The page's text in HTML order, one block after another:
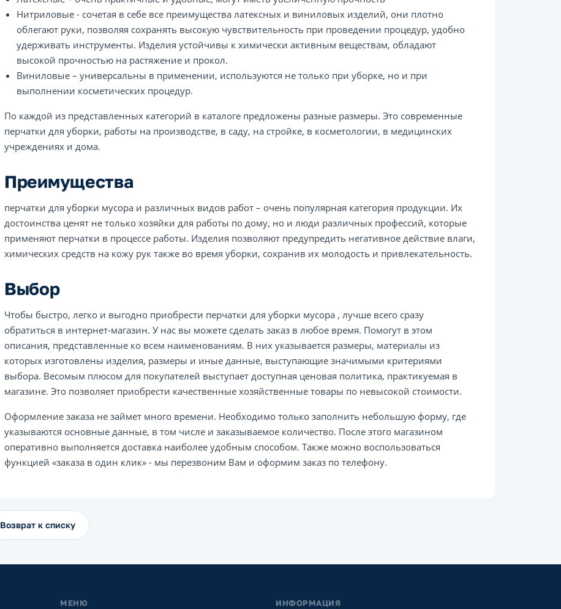
Нитриловые - сочетая в себе все преимущества латексных и виниловых изделий, они плотно
облегают руки, позволяя сохранять высокую чувствительность при проведении процедур, удобно
удерживать инструменты. Изделия устойчивы к химически активным веществам, обладают
высокой прочностью на растяжение и прокол.
Виниловые – универсальны в применении, используются не только при уборке, но и при
выполнении косметических процедур.
По каждой из представленных категорий в каталоге предложены разные размеры. Это современные
перчатки для уборки, работы на производстве, в саду, на стройке, в косметологии, в медицинских
учреждениях и дома.
Преимущества
перчатки для уборки мусора и различных видов работ – очень популярная категория продукции. Их
достоинства ценят не только хозяйки для работы по дому, но и люди различных профессий, которые
применяют перчатки в процессе работы. Изделия позволяют предупредить негативное действие влаги,
химических средств на кожу рук также во время уборки, сохранив их молодость и привлекательность.
Выбор
Чтобы быстро, легко и выгодно приобрести перчатки для уборки мусора , лучше всего сразу
обратиться в интернет-магазин. У нас вы можете сделать заказ в любое время. Помогут в этом
описания, представленные ко всем наименованиям. В них указывается размеры, материалы из
которых изготовлены изделия, размеры и иные данные, выступающие значимыми критериями
выбора. Весомым плюсом для покупателей выступает доступная ценовая политика, практикуемая в
магазине. Это позволяет приобрести качественные хозяйственные товары по невысокой стоимости.
Оформление заказа не займет много времени. Необходимо только заполнить небольшую форму, где
указываются основные данные, в том числе и заказываемое количество. После этого магазином
оперативно выполняется доставка наиболее удобным способом. Также можно воспользоваться
функцией «заказа в один клик» - мы перезвоним Вам и оформим заказ по телефону.
Возврат к списку
МЕНЮ ИНФОРМАЦИЯ